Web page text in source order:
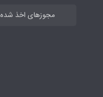
مجوزهای اخذ شده